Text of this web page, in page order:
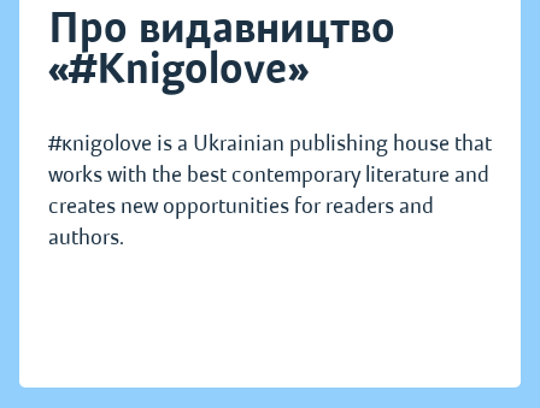
Про видавництво
«#Knigolove»
#кnigolove is a Ukrainian publishing house that
works with the best contemporary literature and
creates new opportunities for readers and
authors.